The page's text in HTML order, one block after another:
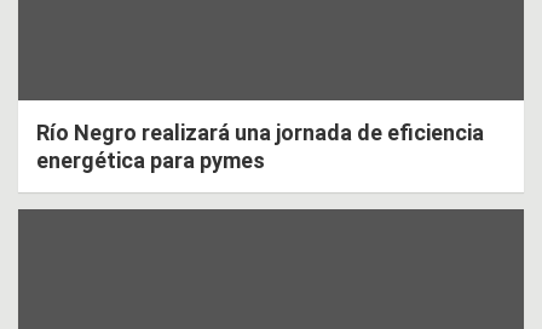
Río Negro realizará una jornada de eficiencia
energética para pymes